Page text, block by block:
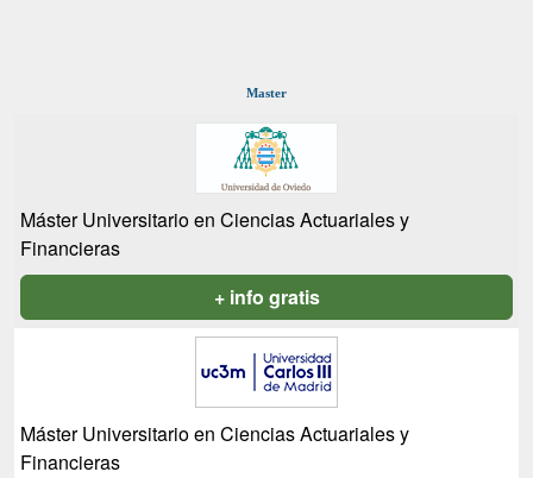
Master
Máster Universitario en Ciencias Actuariales y
Financieras
+ info gratis
Máster Universitario en Ciencias Actuariales y
Financieras